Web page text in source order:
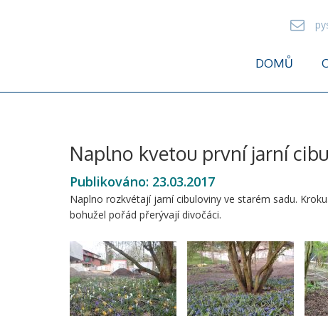
DOMŮ
Naplno kvetou první jarní
Publikováno: 23.03.2017
Naplno rozkvétají jarní cibuloviny ve starém sadu.
bohužel pořád přerývají divočáci.